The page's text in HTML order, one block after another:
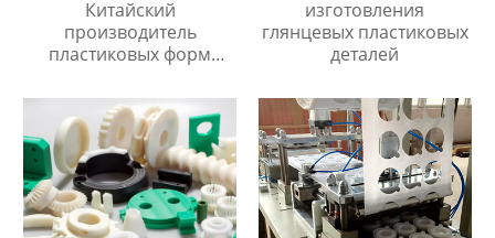
Китайский
производитель
пластиковых форм
изготовления
глянцевых пластиковых
деталей